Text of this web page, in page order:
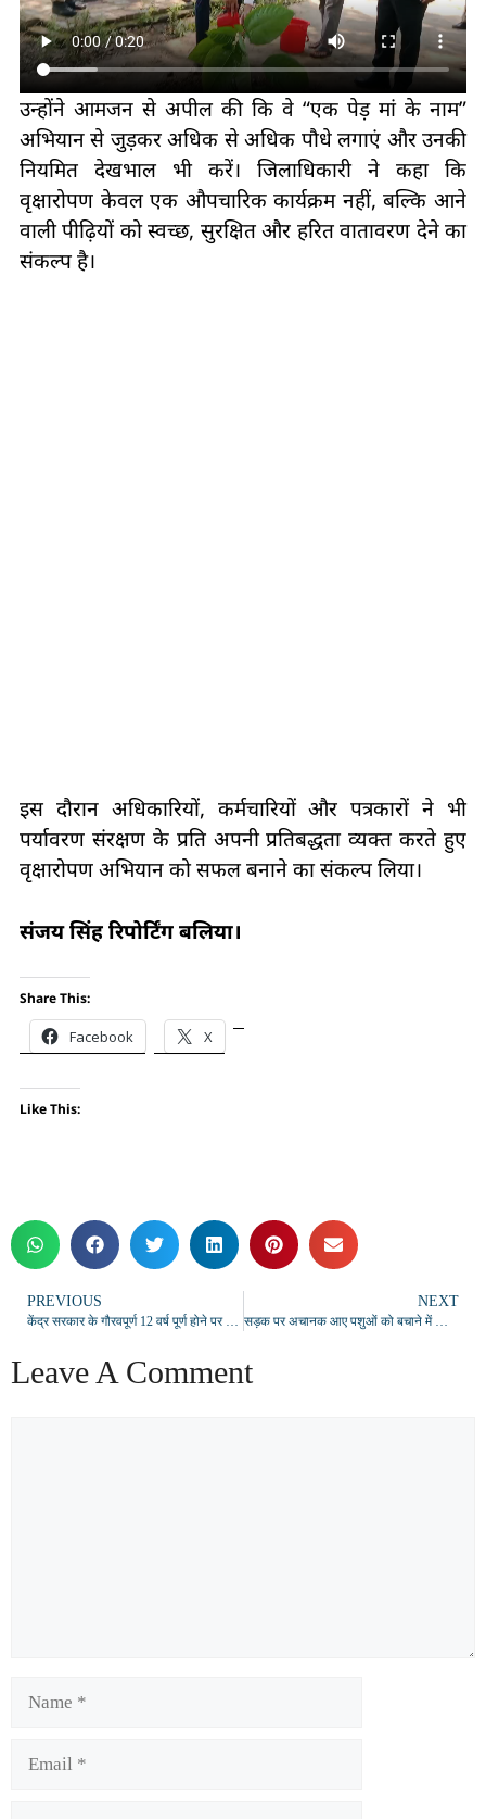
उन्होंने आमजन से अपील की कि वे “एक पेड़ मां के नाम”
अभियान से जुड़कर अधिक से अधिक पौधे लगाएं और उनकी
नियमित देखभाल भी करें। जिलाधिकारी ने कहा कि
वृक्षारोपण केवल एक औपचारिक कार्यक्रम नहीं, बल्कि आने
वाली पीढ़ियों को स्वच्छ, सुरक्षित और हरित वातावरण देने का
संकल्प है।
इस दौरान अधिकारियों, कर्मचारियों और पत्रकारों ने भी
पर्यावरण संरक्षण के प्रति अपनी प्रतिबद्धता व्यक्त करते हुए
वृक्षारोपण अभियान को सफल बनाने का संकल्प लिया।
संजय सिंह रिपोर्टिंग बलिया।
Share This:
Facebook X
Like This:
PREVIOUS
केंद्र सरकार के गौरवपूर्ण 12 वर्ष पूर्ण होने पर जन-कल्याण एवं जन-जागरूकता अभियान की तैयारियों की समीक्षा
NEXT
सड़क पर अचानक आए पशुओं को बचाने में खाई में पलटा ट्रेलर, चालक सुरक्षित
Leave A Comment